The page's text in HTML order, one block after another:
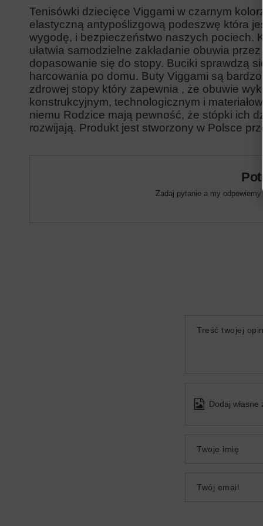
Tenisówki dziecięce Viggami w czarnym
elastyczną antypoślizgową podeszwę która
wygodę, i bezpieczeństwo naszych pociech.
ułatwia samodzielne zakładanie obuwia
dopasowanie się do stopy. Buciki sprawdzą
harcowania po domu. Buty Viggami są bardzo
zdrowej stopy który zapewnia , że obuwie
konstrukcyjnym, technologicznym i
niemu Rodzice mają pewność, że stópki ich
rozwijają. Produkt jest stworzony w Polsce
Zadaj pytanie a my
Treść twojej
Dodaj
Twoje imię
Twój email